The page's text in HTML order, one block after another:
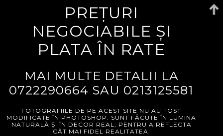
PREȚURI
NEGOCIABILE ȘI
PLATA ÎN RATE
MAI MULTE DETALII LA
0722290664 SAU 0213125581
FOTOGRAFIILE DE PE ACEST SITE NU AU FOST
MODIFICATE ÎN PHOTOSHOP. SUNT FĂCUTE ÎN LUMINA
NATURALĂ ȘI ÎN DECOR REAL, PENTRU A REFLECTA
CÂT MAI FIDEL REALITATEA.